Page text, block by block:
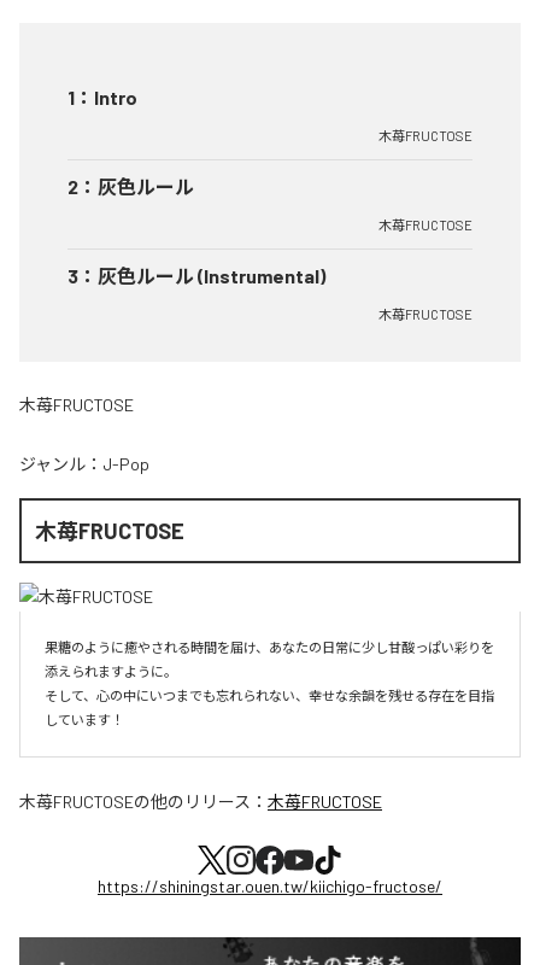
1 ： Intro
木苺FRUCTOSE
2 ： 灰色ルール
木苺FRUCTOSE
3 ： 灰色ルール (Instrumental)
木苺FRUCTOSE
木苺FRUCTOSE
ジャンル： J-Pop
木苺FRUCTOSE
果糖のように癒やされる時間を届け、あなたの日常に少し甘酸っぱい彩りを
添えられますように。
そして、心の中にいつまでも忘れられない、幸せな余韻を残せる存在を目指
しています！
木苺FRUCTOSEの他のリリース： 木苺FRUCTOSE
https://shiningstar.ouen.tw/kiichigo-fructose/